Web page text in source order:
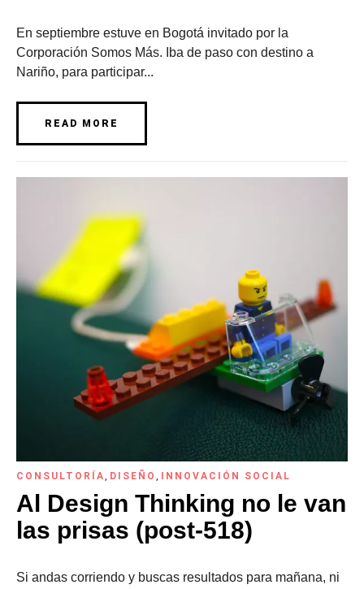
En septiembre estuve en Bogotá invitado por la
Corporación Somos Más. Iba de paso con destino a
Nariño, para participar...
READ MORE
CONSULTORÍA, DISEÑO , INNOVACIÓN SOCIAL
Al Design Thinking no le van
las prisas (post-518)
Si andas corriendo y buscas resultados para mañana, ni